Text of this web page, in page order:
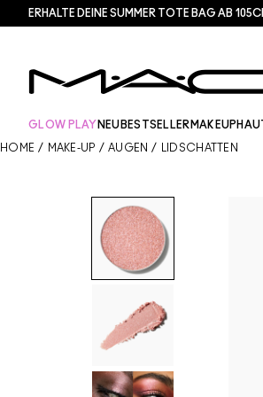
ERHALTE DEINE SUMMER TOTE BAG AB
GLOW PLAY NEU BESTSELLER MAKEUP
HOME / MAKE-UP / AUGEN / LIDSCHATTEN